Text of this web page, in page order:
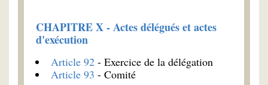
CHAPITRE X - Actes délégués et actes
d'exécution
Article 92 - Exercice de la délégation
Article 93 - Comité